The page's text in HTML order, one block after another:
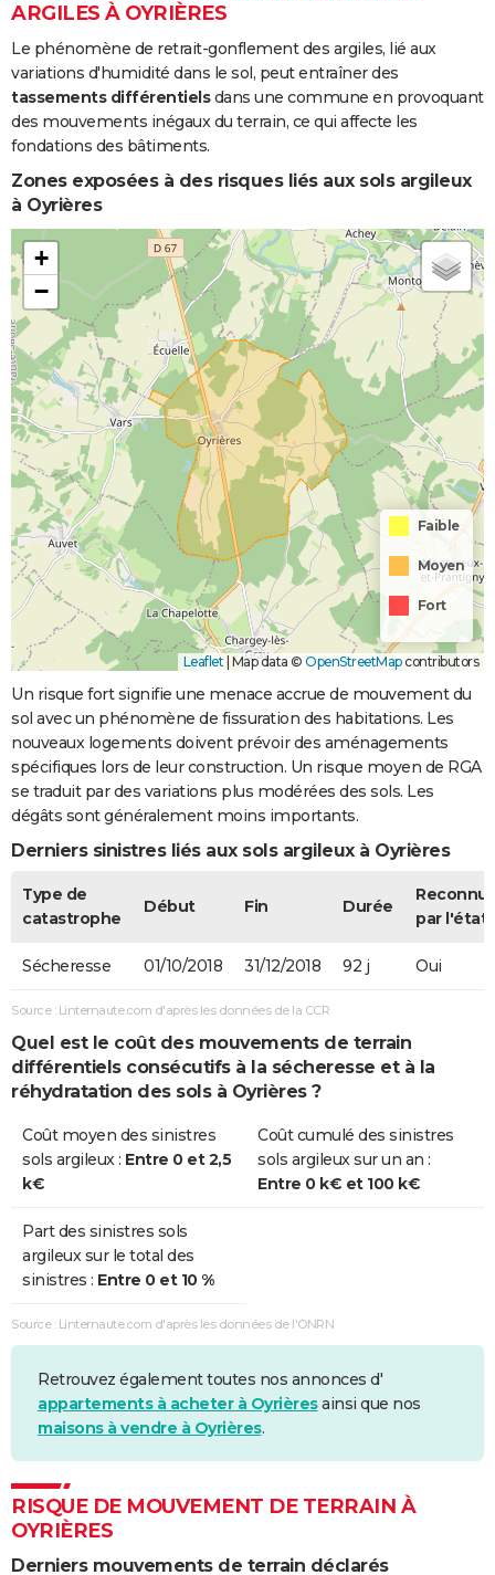
ARGILES À OYRIÈRES
Le phénomène de retrait-gonflement des argiles, lié aux
variations d'humidité dans le sol, peut entraîner des
tassements différentielsdans une commune en provoquant
des mouvements inégaux du terrain, ce qui affecte les
fondations des bâtiments.
Zones exposées à des risques liés aux sols argileux
à Oyrières
+
−
Faible
Moyen
Fort
Leaflet | Map data © OpenStreetMapcontributors
Un risque fort signifie une menace accrue de mouvement du
sol avec un phénomène de fissuration des habitations. Les
nouveaux logements doivent prévoir des aménagements
spécifiques lors de leur construction. Un risque moyen de RGA
se traduit par des variations plus modérées des sols. Les
dégâts sont généralement moins importants.
Derniers sinistres liés aux sols argileux à Oyrières
Type de
catastrophe
Début Fin Durée
par l'état
Sécheresse 01/10/2018 31/12/2018 92 j Oui
Source : Linternaute.com d'après les données de la CCR
Quel est le coût des mouvements de terrain
différentiels consécutifs à la sécheresse et à la
réhydratation des sols à Oyrières ?
Coût moyen des sinistres
sols argileux : Entre 0 et 2,5
k€
Coût cumulé des sinistres
sols argileux sur un an :
Entre 0 k€ et 100 k€
Part des sinistres sols
argileux sur le total des
sinistres : Entre 0 et 10 %
Source : Linternaute.com d'après les données de l'ONRN
Retrouvez également toutes nos annonces d'
appartements à acheter à Oyrièresainsi que nos
maisons à vendre à Oyrières.
RISQUE DE MOUVEMENT DE TERRAIN À
OYRIÈRES
Derniers mouvements de terrain déclarés